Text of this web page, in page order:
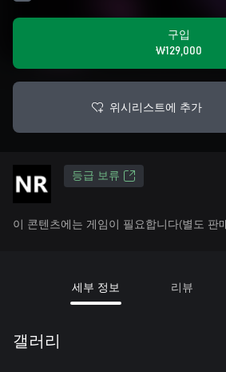
구입
₩129,000
위시리스트에 추가
등급 보류
이 콘텐츠에는 게임이 필요합니다(별도 판
세부 정보 리뷰
갤러리